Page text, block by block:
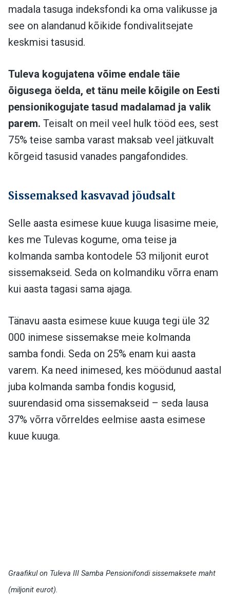
madala tasuga indeksfondi ka oma valikusse ja
see on alandanud kõikide fondivalitsejate
keskmisi tasusid.
Tuleva kogujatena võime endale täie
õigusega öelda, et tänu meile kõigile on Eesti
pensionikogujate tasud madalamad ja valik
parem. Teisalt on meil veel hulk tööd ees, sest
75% teise samba varast maksab veel jätkuvalt
kõrgeid tasusid vanades pangafondides.
Sissemaksed kasvavad jõudsalt
Selle aasta esimese kuue kuuga lisasime meie,
kes me Tulevas kogume, oma teise ja
kolmanda samba kontodele 53 miljonit eurot
sissemakseid. Seda on kolmandiku võrra enam
kui aasta tagasi sama ajaga.
Tänavu aasta esimese kuue kuuga tegi üle 32
000 inimese sissemakse meie kolmanda
samba fondi. Seda on 25% enam kui aasta
varem. Ka need inimesed, kes möödunud aastal
juba kolmanda samba fondis kogusid,
suurendasid oma sissemakseid – seda lausa
37% võrra võrreldes eelmise aasta esimese
kuue kuuga.
Graafikul on Tuleva III Samba Pensionifondi sissemaksete maht
(miljonit eurot).